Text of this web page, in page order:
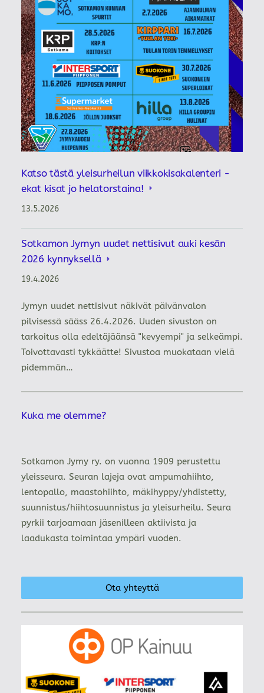
Katso tästä yleisurheilun viikkokisakalenteri -
ekat kisat jo helatorstaina!
13.5.2026
Sotkamon Jymyn uudet nettisivut auki kesän
2026 kynnyksellä
19.4.2026
Jymyn uudet nettisivut näkivät päivänvalon
pilvisessä sääss 26.4.2026. Uuden sivuston on
tarkoitus olla edeltäjäänsä "kevyempi" ja selkeämpi.
Toivottavasti tykkäätte! Sivustoa muokataan vielä
pidemmän…
Kuka me olemme?
Sotkamon Jymy ry. on vuonna 1909 perustettu
yleisseura. Seuran lajeja ovat ampumahiihto,
lentopallo, maastohiihto, mäkihyppy/yhdistetty,
suunnistus/hiihtosuunnistus ja yleisurheilu. Seura
pyrkii tarjoamaan jäsenilleen aktiivista ja
laadukasta toimintaa ympäri vuoden.
Ota yhteyttä